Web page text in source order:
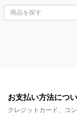
お支払い方法につ
クレジットカード、コ